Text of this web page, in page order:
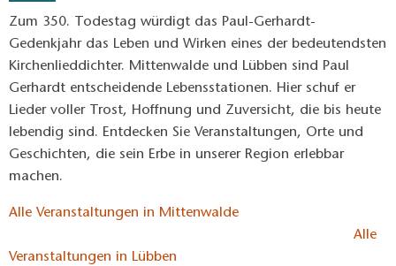
Zum 350. Todestag würdigt das Paul-Gerhardt-
Gedenkjahr das Leben und Wirken eines der bedeutendsten
Kirchenlieddichter. Mittenwalde und Lübben sind Paul
Gerhardt entscheidende Lebensstationen. Hier schuf er
Lieder voller Trost, Hoffnung und Zuversicht, die bis heute
lebendig sind. Entdecken Sie Veranstaltungen, Orte und
Geschichten, die sein Erbe in unserer Region erlebbar
machen.
Alle Veranstaltungen in Mittenwalde
Alle
Veranstaltungen in Lübben